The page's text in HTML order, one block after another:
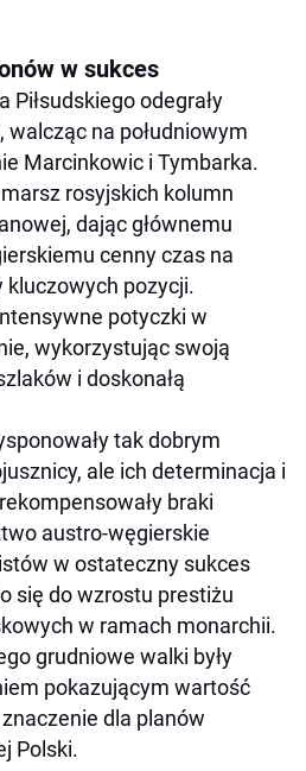
w sukces
Piłsudskiego odegrały
na południowym
Marcinkowic i Tymbarka.
rosyjskich kolumn
dając głównemu
cenny czas na
pozycji.
potyczki w
wykorzystując swoją
i doskonałą
tak dobrym
ale ich determinacja i
braki
austro-węgierskie
w ostateczny sukces
się do wzrostu prestiżu
w ramach monarchii.
grudniowe walki były
pokazującym wartość
dla planów
Polski.